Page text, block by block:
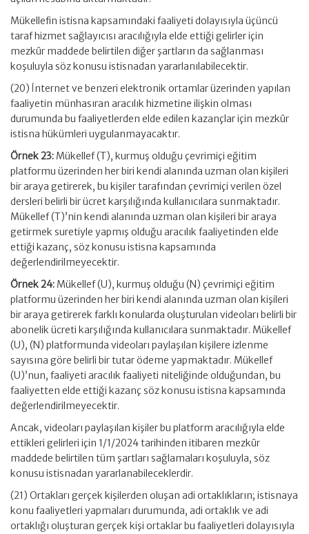
Mükellefin istisna kapsamındaki faaliyeti dolayısıyla üçüncü
taraf hizmet sağlayıcısı aracılığıyla elde ettiği gelirler için
mezkûr maddede belirtilen diğer şartların da sağlanması
koşuluyla söz konusu istisnadan yararlanılabilecektir.
(20) İnternet ve benzeri elektronik ortamlar üzerinden yapılan
faaliyetin münhasıran aracılık hizmetine ilişkin olması
durumunda bu faaliyetlerden elde edilen kazançlar için mezkûr
istisna hükümleri uygulanmayacaktır.
Örnek 23: Mükellef (T), kurmuş olduğu çevrimiçi eğitim
platformu üzerinden her biri kendi alanında uzman olan kişileri
bir araya getirerek, bu kişiler tarafından çevrimiçi verilen özel
dersleri belirli bir ücret karşılığında kullanıcılara sunmaktadır.
Mükellef (T)’nin kendi alanında uzman olan kişileri bir araya
getirmek suretiyle yapmış olduğu aracılık faaliyetinden elde
ettiği kazanç, söz konusu istisna kapsamında
değerlendirilmeyecektir.
Örnek 24: Mükellef (U), kurmuş olduğu (N) çevrimiçi eğitim
platformu üzerinden her biri kendi alanında uzman olan kişileri
bir araya getirerek farklı konularda oluşturulan videoları belirli bir
abonelik ücreti karşılığında kullanıcılara sunmaktadır. Mükellef
(U), (N) platformunda videoları paylaşılan kişilere izlenme
sayısına göre belirli bir tutar ödeme yapmaktadır. Mükellef
(U)’nun, faaliyeti aracılık faaliyeti niteliğinde olduğundan, bu
faaliyetten elde ettiği kazanç söz konusu istisna kapsamında
değerlendirilmeyecektir.
Ancak, videoları paylaşılan kişiler bu platform aracılığıyla elde
ettikleri gelirleri için 1/1/2024 tarihinden itibaren mezkûr
maddede belirtilen tüm şartları sağlamaları koşuluyla, söz
konusu istisnadan yararlanabileceklerdir.
(21) Ortakları gerçek kişilerden oluşan adi ortaklıkların; istisnaya
konu faaliyetleri yapmaları durumunda, adi ortaklık ve adi
ortaklığı oluşturan gerçek kişi ortaklar bu faaliyetleri dolayısıyla